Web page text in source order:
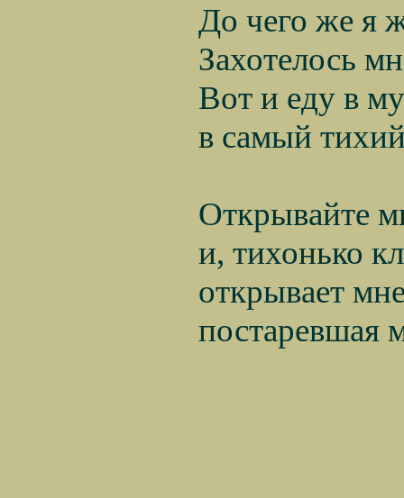
До чего же я
Захотелось
Вот и еду в
в самый тихий
Открывайте
и, тихонько
открывает мне
постаревшая